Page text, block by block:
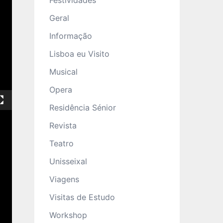
Geral
Informação
Lisboa eu Visito
Musical
Opera
Residência Sénior
Revista
Teatro
Unisseixal
Viagens
Visitas de Estudo
Workshop